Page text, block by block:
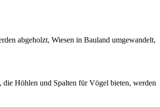
abgeholzt, Wiesen in Bauland umgewandelt,
Höhlen und Spalten für Vögel bieten, werden